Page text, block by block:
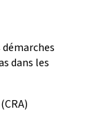
dans les